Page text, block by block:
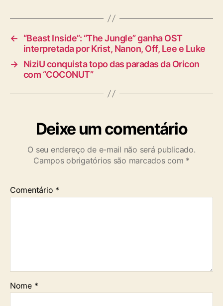
s
←
“Beast Inside”: “The Jungle” ganha OST
interpretada por Krist, Nanon, Off, Lee e Luke
→ NiziU conquista topo das paradas da Oricon
com “COCONUT”
Deixe um comentário
O seu endereço de e-mail não será publicado.
Campos obrigatórios são marcados com *
Comentário *
Nome *